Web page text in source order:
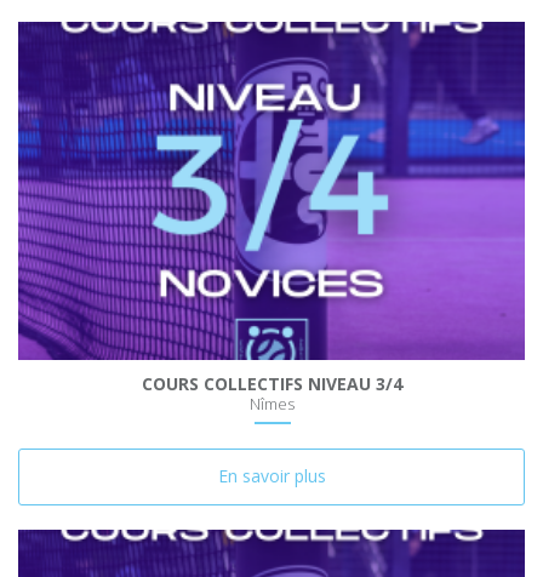
COURS COLLECTIFS NIVEAU 3/4
Nîmes
En savoir plus